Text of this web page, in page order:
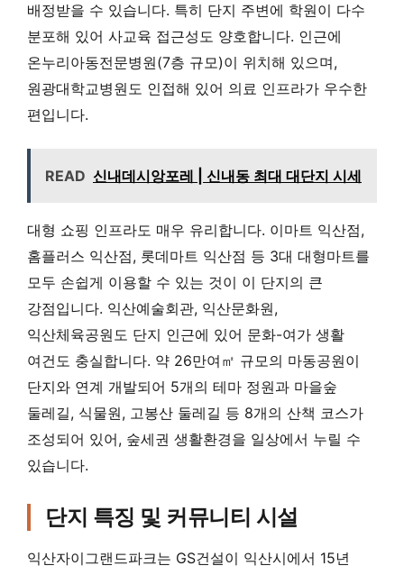
배정받을 수 있습니다. 특히 단지 주변에 학원이 다수
분포해 있어 사교육 접근성도 양호합니다. 인근에
온누리아동전문병원(7층 규모)이 위치해 있으며,
원광대학교병원도 인접해 있어 의료 인프라가 우수한
편입니다.
READ 신내데시앙포레 | 신내동 최대 대단지 시세
대형 쇼핑 인프라도 매우 유리합니다. 이마트 익산점,
홈플러스 익산점, 롯데마트 익산점 등 3대 대형마트를
모두 손쉽게 이용할 수 있는 것이 이 단지의 큰
강점입니다. 익산예술회관, 익산문화원,
익산체육공원도 단지 인근에 있어 문화-여가 생활
여건도 충실합니다. 약 26만여㎡ 규모의 마동공원이
단지와 연계 개발되어 5개의 테마 정원과 마을숲
둘레길, 식물원, 고봉산 둘레길 등 8개의 산책 코스가
조성되어 있어, 숲세권 생활환경을 일상에서 누릴 수
있습니다.
단지 특징 및 커뮤니티 시설
익산자이그랜드파크는 GS건설이 익산시에서 15년